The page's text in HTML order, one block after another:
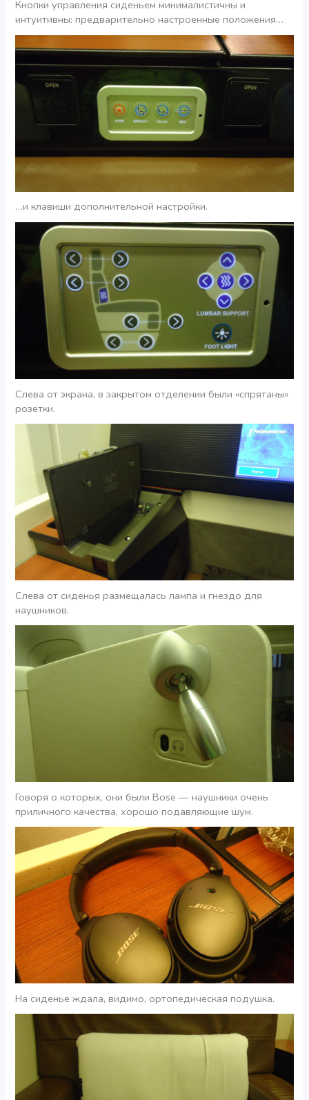
Кнопки управления сиденьем минималистичны и
интуитивны: предварительно настроенные положения…
…и клавиши дополнительной настройки.
Слева от экрана, в закрытом отделении были «спрятаны»
розетки.
Слева от сиденья размещалась лампа и гнездо для
наушников.
Говоря о которых, они были Bose — наушники очень
приличного качества, хорошо подавляющие шум.
На сиденье ждала, видимо, ортопедическая подушка.